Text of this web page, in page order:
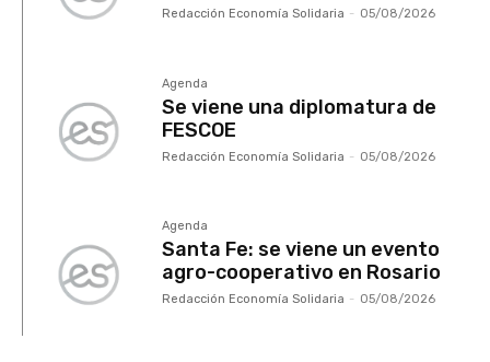
Redacción Economía Solidaria - 05/08/2026
Agenda
Se viene una diplomatura de
FESCOE
Redacción Economía Solidaria - 05/08/2026
Agenda
Santa Fe: se viene un evento
agro-cooperativo en Rosario
Redacción Economía Solidaria - 05/08/2026